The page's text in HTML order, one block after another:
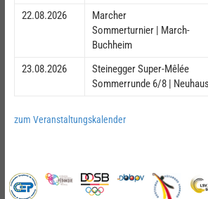
22.08.2026
Marcher
Sommerturnier | March-
Buchheim
23.08.2026
Steinegger Super-Mêlée
Sommerrunde 6/8 |
zum Veranstaltungskalender